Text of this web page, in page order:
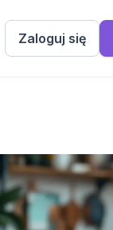
Zaloguj się